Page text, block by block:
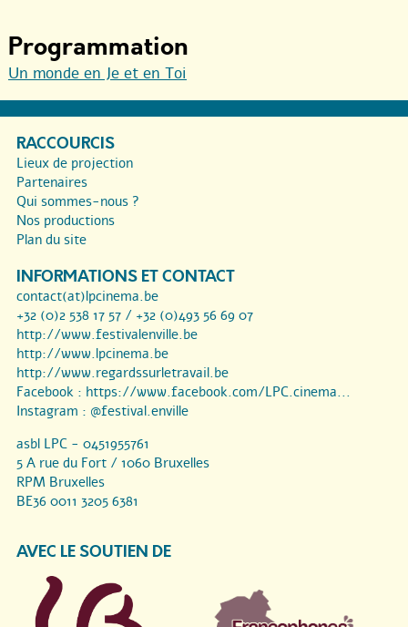
Programmation
Un monde en Je et en Toi
RACCOURCIS
Lieux de projection
Partenaires
Qui sommes-nous ?
Nos productions
Plan du site
INFORMATIONS ET CONTACT
contact(at)lpcinema.be
+32 (0)2 538 17 57 / +32 (0)493 56 69 07
http://www.festivalenville.be
http://www.lpcinema.be
http://www.regardssurletravail.be
Facebook : https://www.facebook.com/LPC.cinema...
Instagram : @festival.enville
asbl LPC - 0451955761
5 A rue du Fort / 1060 Bruxelles
RPM Bruxelles
BE36 0011 3205 6381
AVEC LE SOUTIEN DE